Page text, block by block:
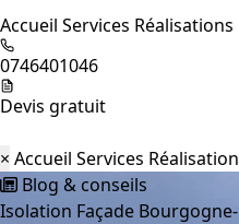
Accueil Services Réalisations
0746401046
Devis gratuit
× Accueil Services
Blog & conseils
Isolation Façade